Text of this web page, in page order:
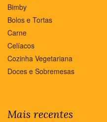
Bimby
Bolos e Tortas
Carne
Celíacos
Cozinha Vegetariana
Doces e Sobremesas
Mais recentes